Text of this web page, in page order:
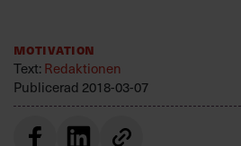
Kundservice
Villkor och policy för
personuppgiftsbehandling
Motivation
Text: Redaktionen
Publicerad 2018-03-07